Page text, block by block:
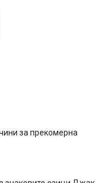
за прекомерна